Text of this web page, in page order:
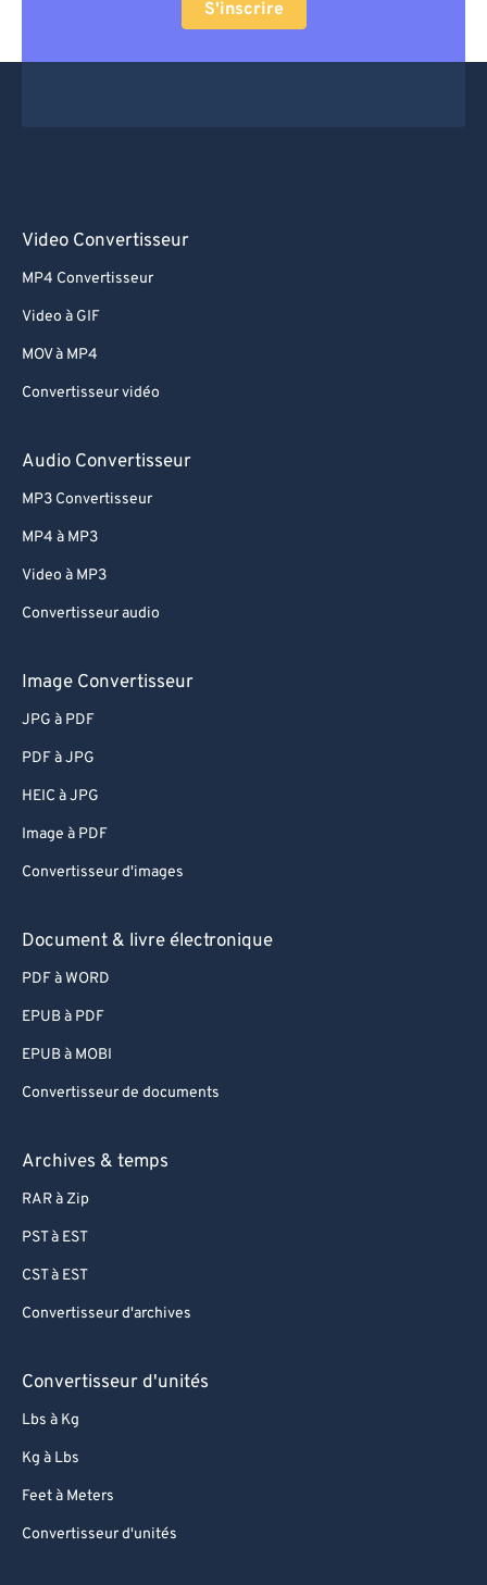
S'inscrire
Video Convertisseur
MP4 Convertisseur
Video à GIF
MOV à MP4
Convertisseur vidéo
Audio Convertisseur
MP3 Convertisseur
MP4 à MP3
Video à MP3
Convertisseur audio
Image Convertisseur
JPG à PDF
PDF à JPG
HEIC à JPG
Image à PDF
Convertisseur d'images
Document & livre électronique
PDF à WORD
EPUB à PDF
EPUB à MOBI
Convertisseur de documents
Archives & temps
RAR à Zip
PST à EST
CST à EST
Convertisseur d'archives
Convertisseur d'unités
Lbs à Kg
Kg à Lbs
Feet à Meters
Convertisseur d'unités